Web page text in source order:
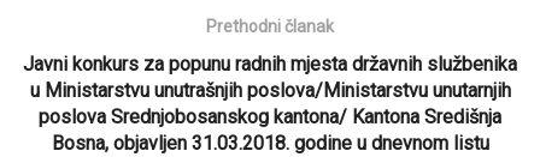
Prethodni članak
Javni konkurs za popunu radnih mjesta državnih službenika
u Ministarstvu unutrašnjih poslova/Ministarstvu unutarnjih
poslova Srednjobosanskog kantona/ Kantona Središnja
Bosna, objavljen 31.03.2018. godine u dnevnom listu